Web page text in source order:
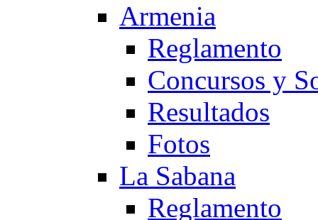
Armenia
Reglamento
Concursos y
Resultados
Fotos
La Sabana
Reglamento